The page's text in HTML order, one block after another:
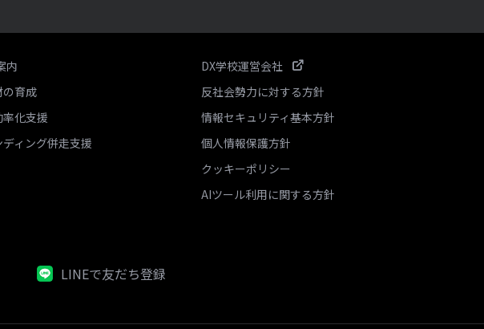
内
育成
化支援
ディング併走支援
DX学校運営会社
反社会勢力に対する方針
情報セキュリティ基本方針
個人情報保護方針
クッキーポリシー
AIツール利用に関する方針
LINEで友だち登録